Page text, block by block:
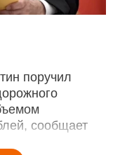
поручил
сообщает